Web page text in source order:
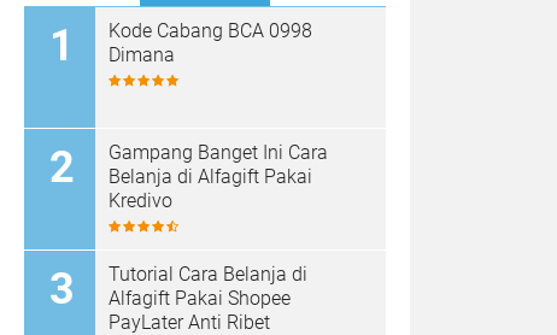
Kode Cabang BCA 0998
Dimana
Gampang Banget Ini Cara
Belanja di Alfagift Pakai
Kredivo
Tutorial Cara Belanja di
Alfagift Pakai Shopee
PayLater Anti Ribet